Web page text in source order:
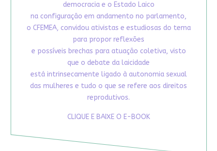
democracia e o Estado Laico
na configuração em andamento no parlamento,
o CFEMEA, convidou ativistas e estudiosas do tema
para propor reflexões
e possíveis brechas para atuação coletiva, visto
que o debate da laicidade
está intrinsecamente ligado à autonomia sexual
das mulheres e tudo o que se refere aos direitos
reprodutivos.
CLIQUE E BAIXE O E-BOOK